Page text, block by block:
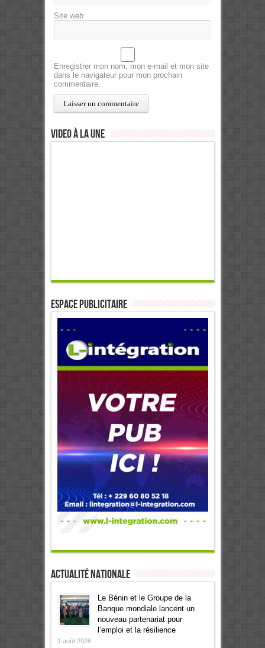
Site web
Enregistrer mon nom, mon e-mail et mon site
dans le navigateur pour mon prochain
commentaire.
Video à la Une
ESPACE PUBLICITAIRE
Actualité Nationale
Le Bénin et le Groupe de la
Banque mondiale lancent un
nouveau partenariat pour
l’emploi et la résilience
1 août 2026